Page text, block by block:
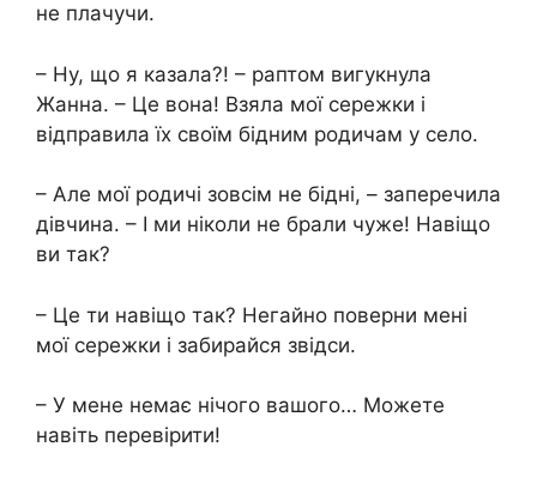
не плачучи.
– Ну, що я казала?! – раптом вигукнула
Жанна. – Це вона! Взяла мої сережки і
відправила їх своїм бідним родичам у село.
– Але мої родичі зовсім не бідні, – заперечила
дівчина. – І ми ніколи не брали чуже! Навіщо
ви так?
– Це ти навіщо так? Негайно поверни мені
мої сережки і забирайся звідси.
– У мене немає нічого вашого… Можете
навіть перевірити!